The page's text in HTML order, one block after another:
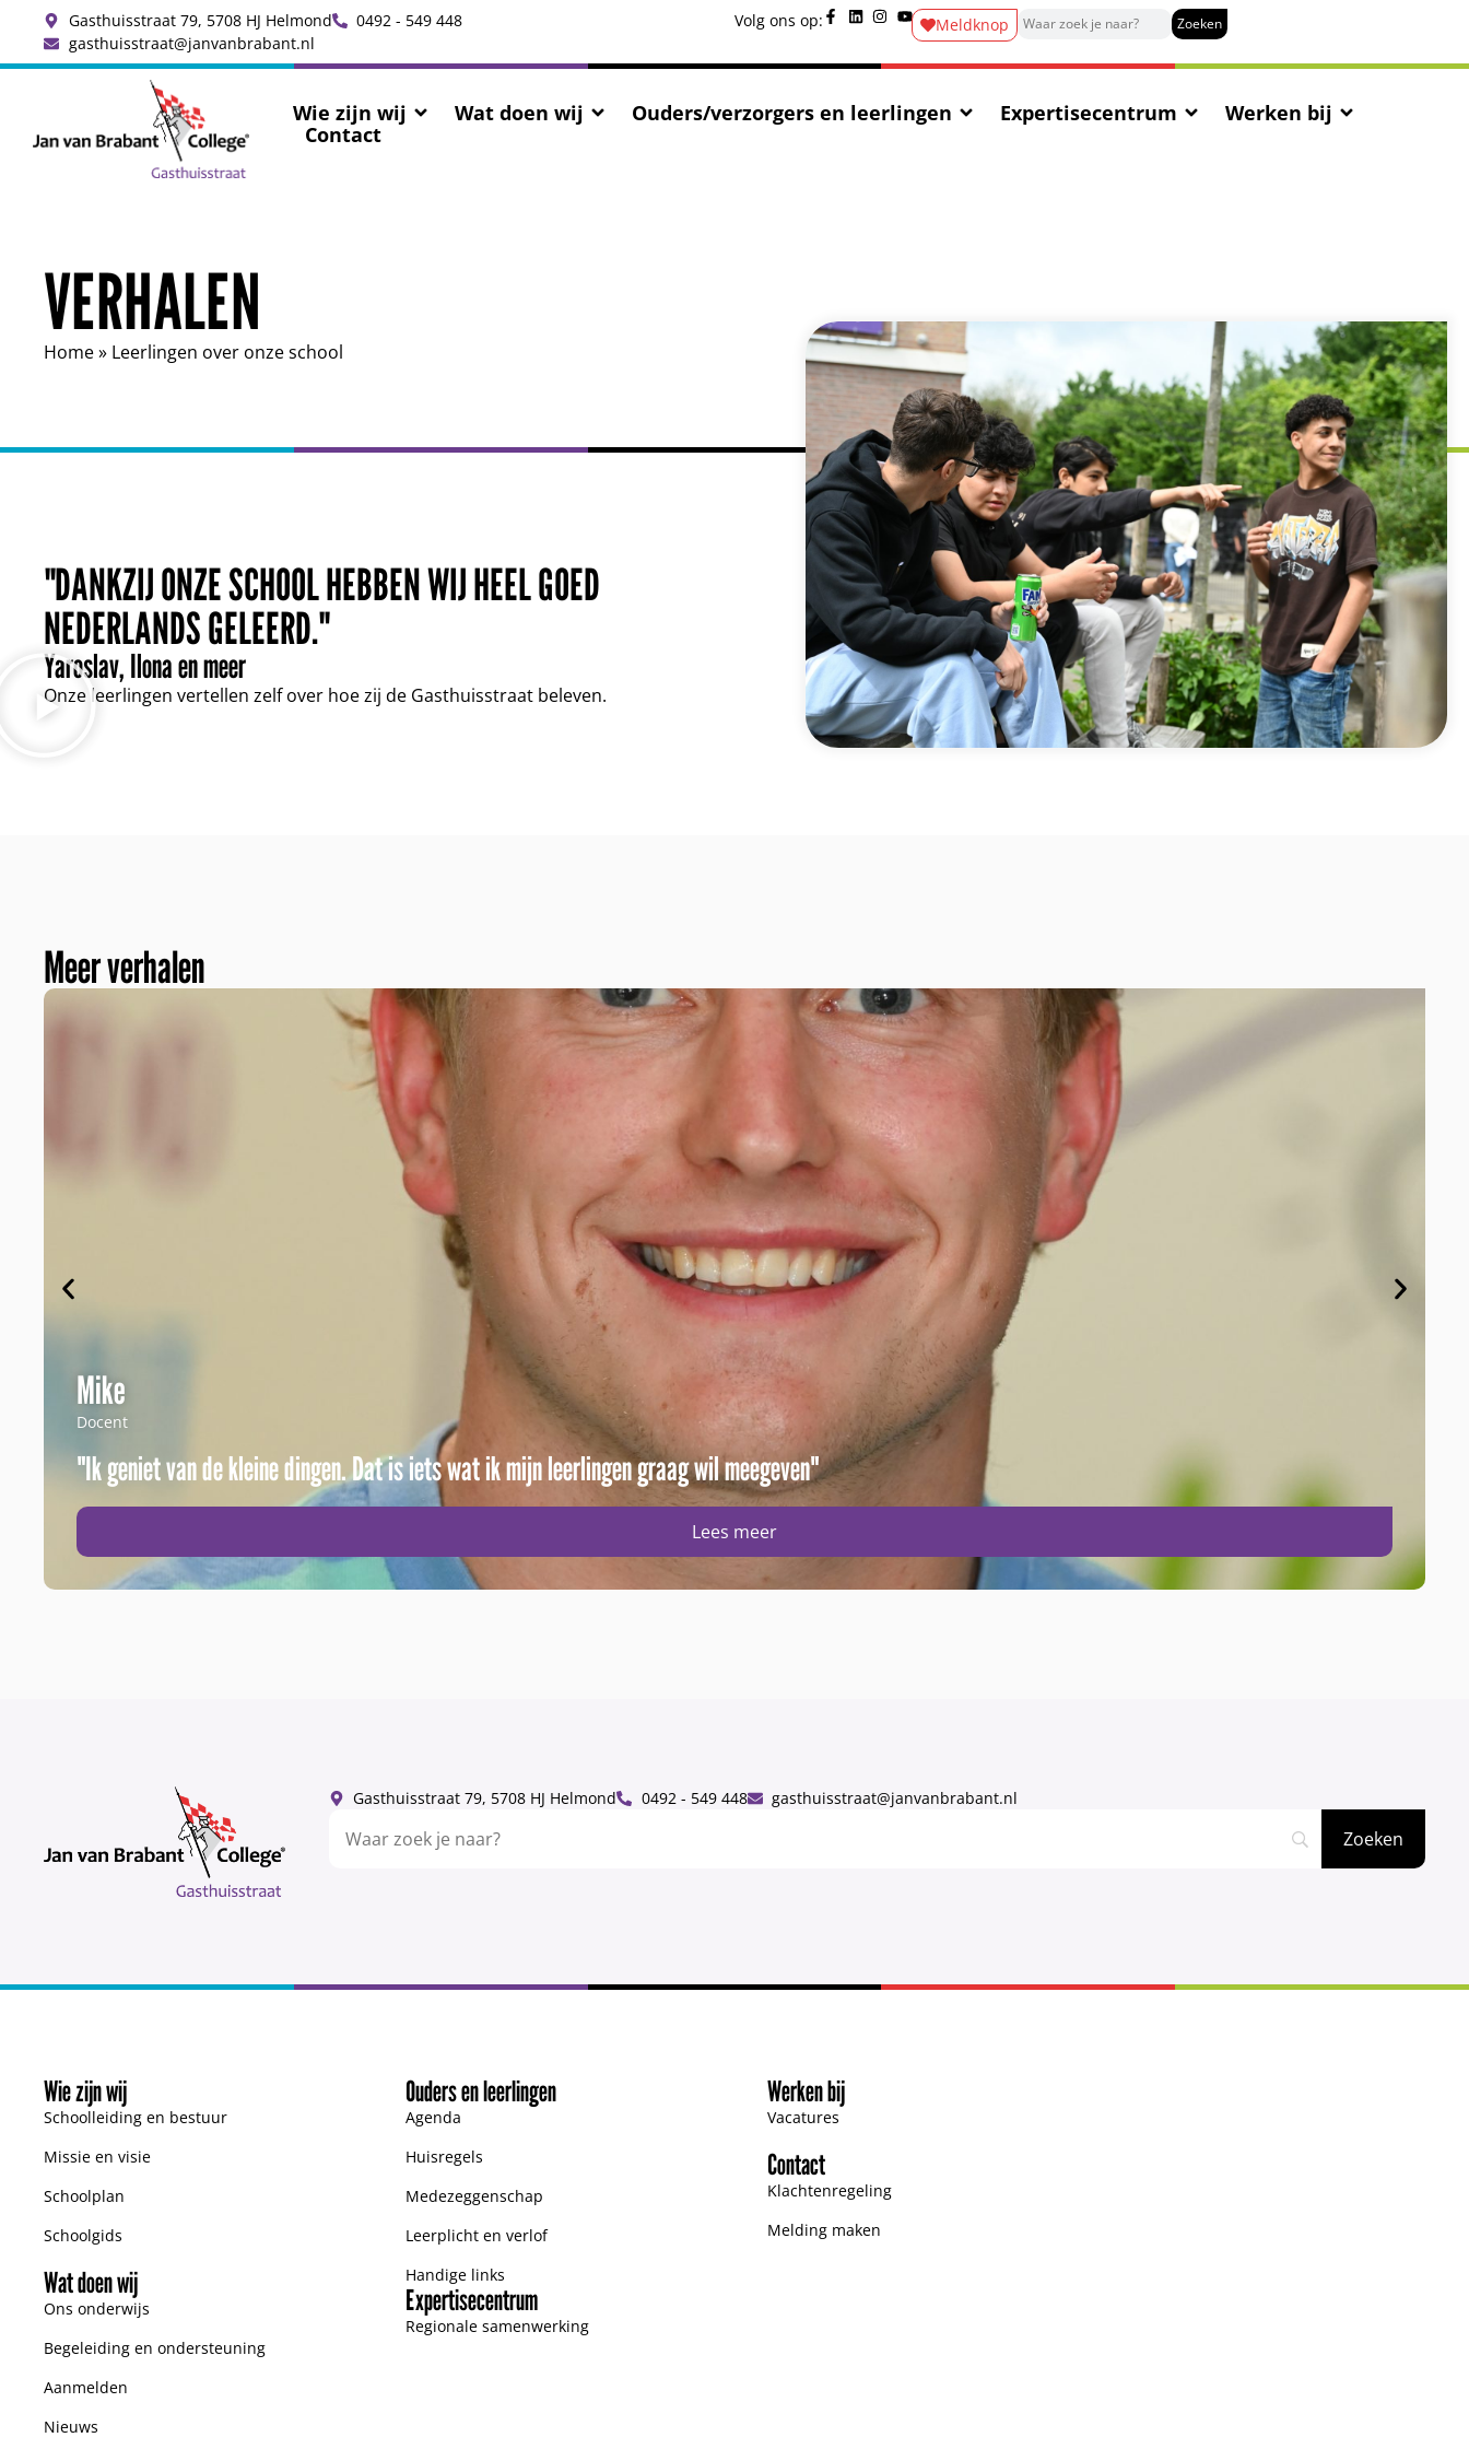
Gasthuisstraat 79, 5708 HJ Helmond
0492 - 549 448
gasthuisstraat@janvanbrabant.nl
Volg ons op: Meldknop
Wie zijn wij Wat doen wij Ouders/verzorgers en leerlingen Expertisecentrum
Werken bij
Contact
VERHALEN
Home» Leerlingen over onze school
"DANKZIJ ONZE SCHOOL HEBBEN WIJ HEEL GOED
NEDERLANDS GELEERD."
Yaroslav, Ilona en meer
Onze leerlingen vertellen zelf over hoe zij de Gasthuisstraat beleven.
Meer verhalen
Mike
Docent
"Ik geniet van de kleine dingen. Dat is iets wat ik mijn leerlingen graag wil meegeven"
Lees meer
Gasthuisstraat 79, 5708 HJ Helmond 0492 - 549 448 gasthuisstraat@janvanbrabant.nl
Wie zijn wij
Schoolleiding en bestuur
Missie en visie
Schoolplan
Schoolgids
Wat doen wij
Ons onderwijs
Begeleiding en ondersteuning
Aanmelden
Nieuws
Ouders en leerlingen
Agenda
Huisregels
Medezeggenschap
Leerplicht en verlof
Handige links
Expertisecentrum
Regionale samenwerking
Werken bij
Vacatures
Contact
Klachtenregeling
Melding maken